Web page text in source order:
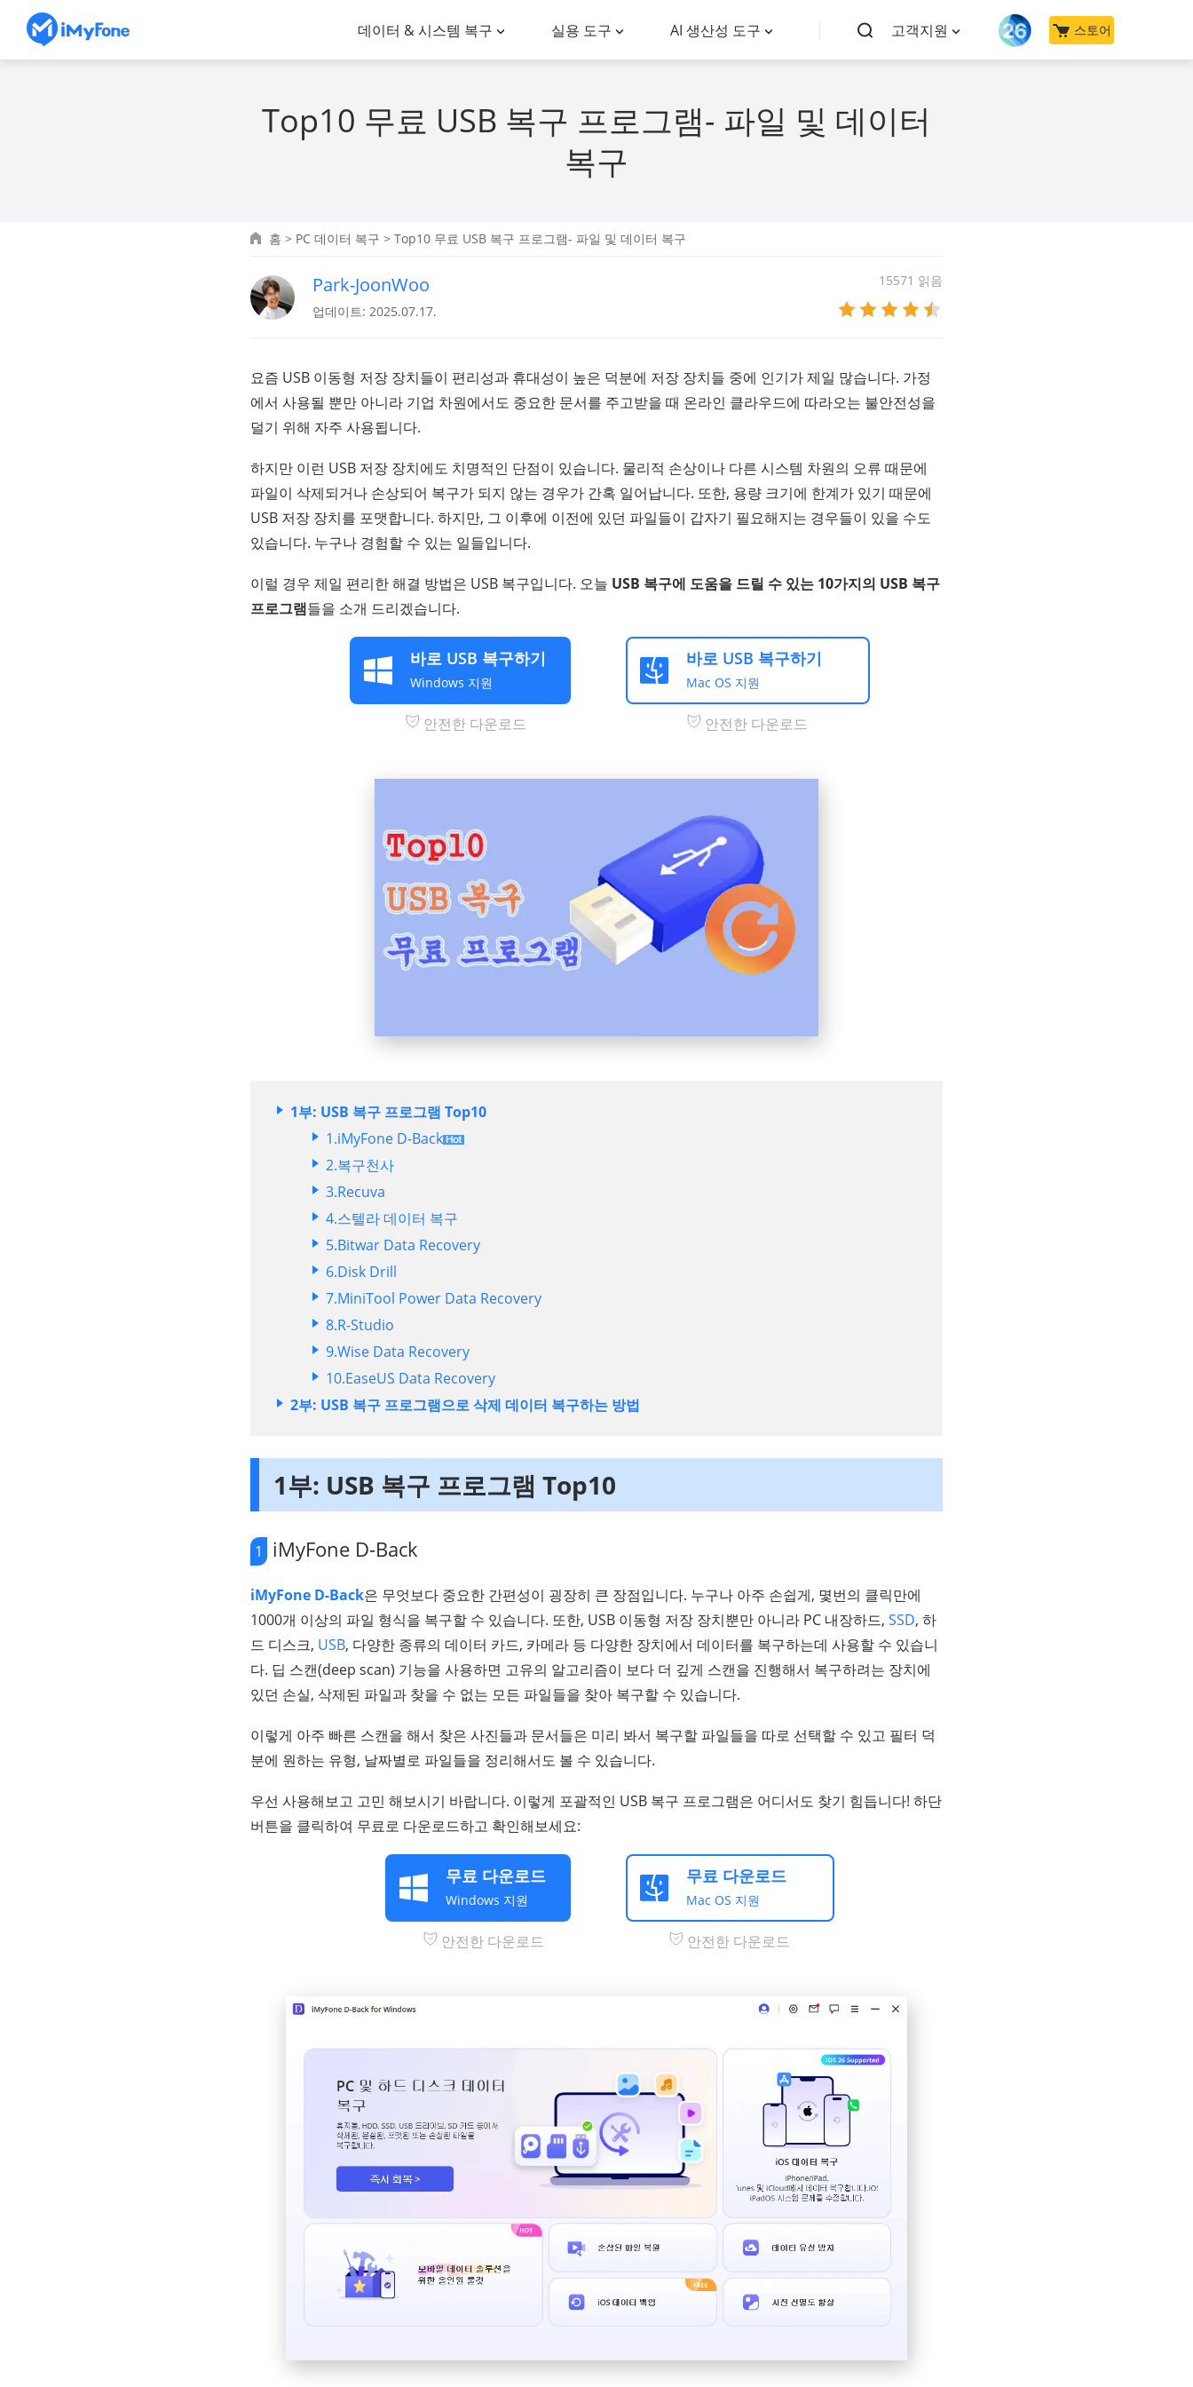
데이터 & 시스템 복구 실용 도구 AI 생산성 도구 고객지원 스토어
Top10 무료 USB 복구 프로그램- 파일 및 데이터
복구
홈 > PC 데이터 복구 > Top10 무료 USB 복구 프로그램- 파일 및 데이터 복구
Park-JoonWoo
업데이트: 2025.07.17.
15571 읽음
요즘 USB 이동형 저장 장치들이 편리성과 휴대성이 높은 덕분에 저장 장치들 중에 인기가 제일 많습니다. 가정
에서 사용될 뿐만 아니라 기업 차원에서도 중요한 문서를 주고받을 때 온라인 클라우드에 따라오는 불안전성을
덜기 위해 자주 사용됩니다.
하지만 이런 USB 저장 장치에도 치명적인 단점이 있습니다. 물리적 손상이나 다른 시스템 차원의 오류 때문에
파일이 삭제되거나 손상되어 복구가 되지 않는 경우가 간혹 일어납니다. 또한, 용량 크기에 한계가 있기 때문에
USB 저장 장치를 포맷합니다. 하지만, 그 이후에 이전에 있던 파일들이 갑자기 필요해지는 경우들이 있을 수도
있습니다. 누구나 경험할 수 있는 일들입니다.
이럴 경우 제일 편리한 해결 방법은 USB 복구입니다. 오늘 USB 복구에 도움을 드릴 수 있는 10가지의 USB 복구
프로그램들을 소개 드리겠습니다.
바로 USB 복구하기
Windows 지원
안전한 다운로드
바로 USB 복구하기
Mac OS 지원
안전한 다운로드
1부: USB 복구 프로그램 Top10
1.iMyFone D-Back
2.복구천사
3.Recuva
4.스텔라 데이터 복구
5.Bitwar Data Recovery
6.Disk Drill
7.MiniTool Power Data Recovery
8.R-Studio
9.Wise Data Recovery
10.EaseUS Data Recovery
2부: USB 복구 프로그램으로 삭제 데이터 복구하는 방법
1부: USB 복구 프로그램 Top10
1 iMyFone D-Back
iMyFone D-Back은 무엇보다 중요한 간편성이 굉장히 큰 장점입니다. 누구나 아주 손쉽게, 몇번의 클릭만에
1000개 이상의 파일 형식을 복구할 수 있습니다. 또한, USB 이동형 저장 장치뿐만 아니라 PC 내장하드, SSD, 하
드 디스크, USB, 다양한 종류의 데이터 카드, 카메라 등 다양한 장치에서 데이터를 복구하는데 사용할 수 있습니
다. 딥 스캔(deep scan) 기능을 사용하면 고유의 알고리즘이 보다 더 깊게 스캔을 진행해서 복구하려는 장치에
있던 손실, 삭제된 파일과 찾을 수 없는 모든 파일들을 찾아 복구할 수 있습니다.
이렇게 아주 빠른 스캔을 해서 찾은 사진들과 문서들은 미리 봐서 복구할 파일들을 따로 선택할 수 있고 필터 덕
분에 원하는 유형, 날짜별로 파일들을 정리해서도 볼 수 있습니다.
우선 사용해보고 고민 해보시기 바랍니다. 이렇게 포괄적인 USB 복구 프로그램은 어디서도 찾기 힘듭니다! 하단
버튼을 클릭하여 무료로 다운로드하고 확인해보세요:
무료 다운로드
Windows 지원
안전한 다운로드
무료 다운로드
Mac OS 지원
안전한 다운로드